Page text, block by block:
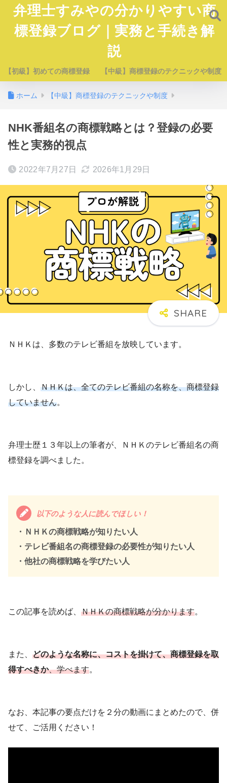
弁理士すみやの分かりやすい商
標登録ブログ｜実務と手続き解
説
【初級】初めての商標登録 【中級】商標登録のテクニックや制度
ホーム 【中級】商標登録のテクニックや制度
NHK番組名の商標戦略とは？登録の必要
性と実務的視点
2022年7月27日 2026年1月29日
ＮＨＫは、多数のテレビ番組を放映しています。
しかし、 ＮＨＫは、全てのテレビ番組の名称を、商標登録
していません。
弁理士歴１３年以上の筆者が、ＮＨＫのテレビ番組名の商
標登録を調べました。
以下のような人に読んでほしい！
・ＮＨＫの商標戦略が知りたい人
・テレビ番組名の商標登録の必要性が知りたい人
・他社の商標戦略を学びたい人
この記事を読めば、 ＮＨＫの商標戦略が分かります。
また、 どのような名称に、コストを掛けて、商標登録を取
得すべきか、学べます。
なお、本記事の要点だけを２分の動画にまとめたので、併
せて、ご活用ください！